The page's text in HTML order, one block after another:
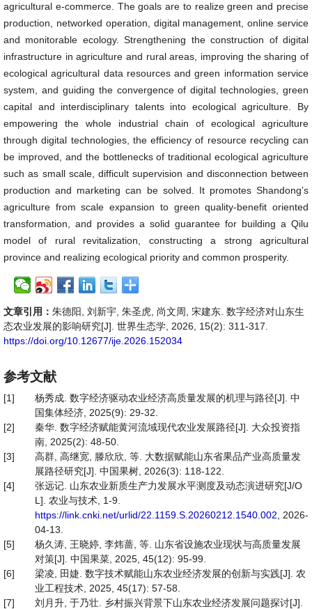
agricultural e-commerce. The goals are to realize green and precise
production, networked operation, digital management, online service
and monitorable ecology. Strengthening the construction of digital
infrastructure in agriculture and rural areas, improving the sharing of
ecological agricultural data resources and green information service
system, and guiding the convergence of digital technologies, green
capital and interdisciplinary talents into ecological agriculture. By
empowering the whole industrial chain of ecological agriculture
through digital technologies, the efficiency of resource recycling can
be improved, and the bottlenecks of traditional ecological agriculture
such as small scale, difficult supervision and disconnection between
production and marketing can be solved. It promotes Shandong’s
agriculture from scale expansion to green quality-benefit oriented
transformation, and provides a solid guarantee for building a Qilu
model of rural revitalization, constructing a strong agricultural
province and realizing ecological priority and common prosperity.
文章引用： 朱德阳, 刘新宇, 朱圣虎, 尚文周, 宋建东. 数字经济对山东生
态农业发展的影响研究[J]. 世界生态学, 2026, 15(2): 311-317.
https://doi.org/10.12677/ije.2026.152034
参考文献
[1]
杨秀成. 数字经济驱动农业经济高质量发展的机理与路径[J]. 中
国集体经济, 2025(9): 29-32.
[2]
秦华. 数字经济赋能黄河流域现代农业发展路径[J]. 大众投资指
南, 2025(2): 48-50.
[3]
高群, 高继宽, 滕欣欣, 等. 大数据赋能山东省果品产业高质量发
展路径研究[J]. 中国果树, 2026(3): 118-122.
[4]
张远记. 山东农业新质生产力发展水平测度及动态演进研究[J/O
L]. 农业与技术, 1-9.
https://link.cnki.net/urlid/22.1159.S.20260212.1540.002 , 2026-
04-13.
[5]
杨久涛, 王晓婷, 李炜蔷, 等. 山东省设施农业现状与高质量发展
对策[J]. 中国果菜, 2025, 45(12): 95-99.
[6]
梁凌, 田婕. 数字技术赋能山东农业经济发展的创新与实践[J]. 农
业工程技术, 2025, 45(17): 57-58.
[7]
刘月升, 于乃壮. 乡村振兴背景下山东农业经济发展问题探讨[J].